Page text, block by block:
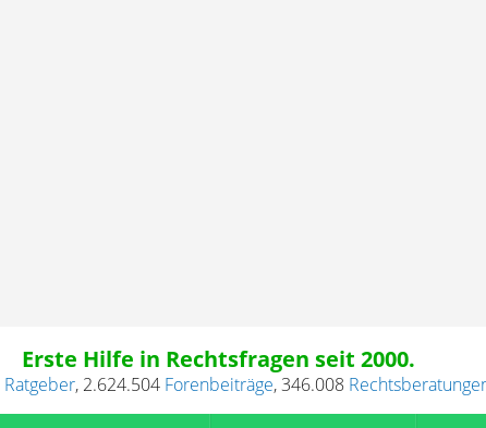
Erste Hilfe in Rechtsfragen seit 2000.
Ratgeber, 2.624.504 Forenbeiträge,346.008